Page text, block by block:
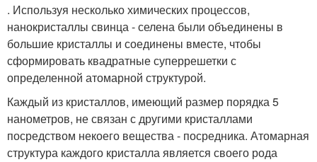
. Используя несколько химических процессов,
нанокристаллы свинца - селена были объединены в
большие кристаллы и соединены вместе, чтобы
сформировать квадратные суперрешетки с
определенной атомарной структурой.
Каждый из кристаллов, имеющий размер порядка 5
нанометров, не связан с другими кристаллами
посредством некоего вещества - посредника. Атомарная
структура каждого кристалла является своего рода